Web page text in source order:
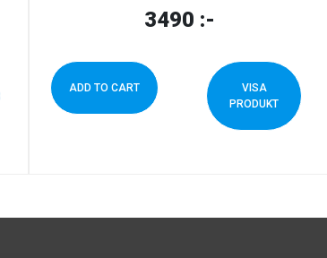
3490 :-
ADD TO CART
VISA
PRODUKT